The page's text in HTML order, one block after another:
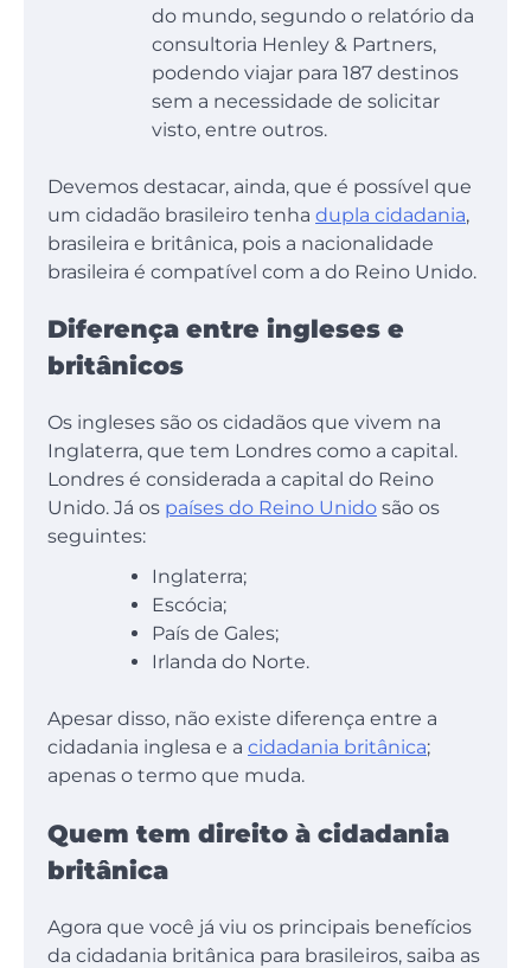
do mundo, segundo o relatório da
consultoria Henley & Partners,
podendo viajar para 187 destinos
sem a necessidade de solicitar
visto, entre outros.
Devemos destacar, ainda, que é possível que
um cidadão brasileiro tenha dupla cidadania,
brasileira e britânica, pois a nacionalidade
brasileira é compatível com a do Reino Unido.
Diferença entre ingleses e
britânicos
Os ingleses são os cidadãos que vivem na
Inglaterra, que tem Londres como a capital.
Londres é considerada a capital do Reino
Unido. Já os países do Reino Unido são os
seguintes:
Inglaterra;
Escócia;
País de Gales;
Irlanda do Norte.
Apesar disso, não existe diferença entre a
cidadania inglesa e a cidadania britânica;
apenas o termo que muda.
Quem tem direito à cidadania
britânica
Agora que você já viu os principais benefícios
da cidadania britânica para brasileiros, saiba as